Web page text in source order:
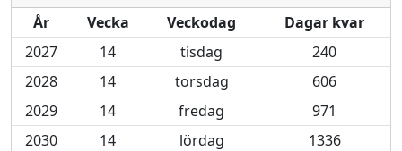
År Vecka Veckodag
Dagar kvar
2027
14 tisdag
240
2028
14 torsdag
606
2029
14 fredag
971
2030
14 lördag
1336